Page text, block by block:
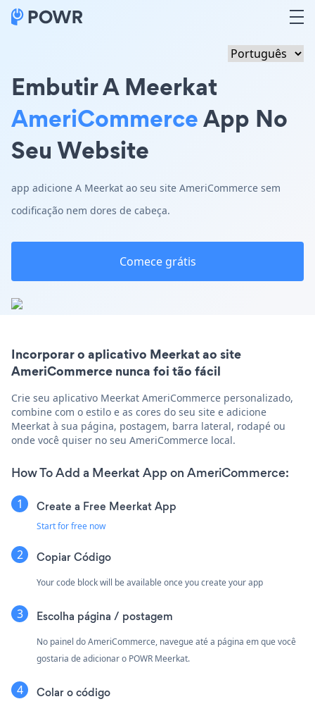
Embutir A Meerkat
AmeriCommerceApp No
Seu Website
app adicione A Meerkat ao seu site AmeriCommerce sem
codificação nem dores de cabeça.
Comece grátis
Incorporar o aplicativo Meerkat ao site
AmeriCommerce nunca foi tão fácil
Crie seu aplicativo Meerkat AmeriCommerce personalizado,
combine com o estilo e as cores do seu site e adicione
Meerkat à sua página, postagem, barra lateral, rodapé ou
onde você quiser no seu AmeriCommerce local.
How To Add a Meerkat App on AmeriCommerce:
Create a Free Meerkat App
Start for free now
Copiar Código
Your code block will be available once you create your app
Escolha página / postagem
No painel do AmeriCommerce, navegue até a página em que você
gostaria de adicionar o POWR Meerkat.
Colar o código